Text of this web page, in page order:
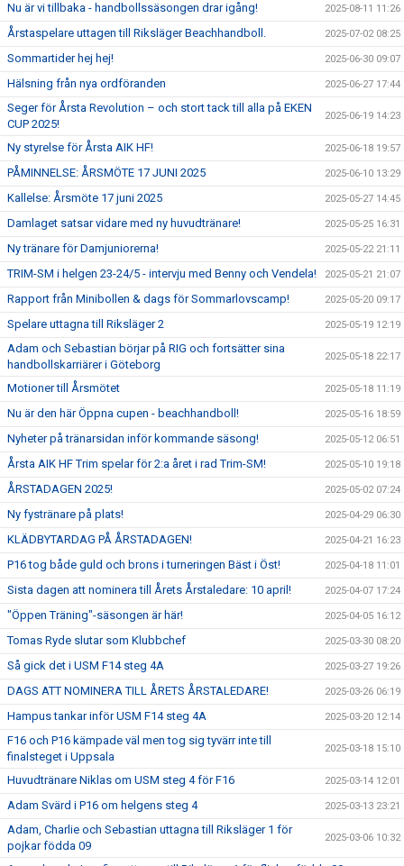
Nu är vi tillbaka - handbollssäsongen drar igång! 2025-08-11 11:26
Årstaspelare uttagen till Riksläger Beachhandboll. 2025-07-02 08:25
Sommartider hej hej! 2025-06-30 09:07
Hälsning från nya ordföranden 2025-06-27 17:44
Seger för Årsta Revolution – och stort tack till alla på EKEN
CUP 2025!
2025-06-19 14:23
Ny styrelse för Årsta AIK HF! 2025-06-18 19:57
PÅMINNELSE: ÅRSMÖTE 17 JUNI 2025 2025-06-10 13:29
Kallelse: Årsmöte 17 juni 2025 2025-05-27 14:45
Damlaget satsar vidare med ny huvudtränare! 2025-05-25 16:31
Ny tränare för Damjuniorerna! 2025-05-22 21:11
TRIM-SM i helgen 23-24/5 - intervju med Benny och Vendela! 2025-05-21 21:07
Rapport från Minibollen & dags för Sommarlovscamp! 2025-05-20 09:17
Spelare uttagna till Riksläger 2 2025-05-19 12:19
Adam och Sebastian börjar på RIG och fortsätter sina
handbollskarriärer i Göteborg
2025-05-18 22:17
Motioner till Årsmötet 2025-05-18 11:19
Nu är den här Öppna cupen - beachhandboll! 2025-05-16 18:59
Nyheter på tränarsidan inför kommande säsong! 2025-05-12 06:51
Årsta AIK HF Trim spelar för 2:a året i rad Trim-SM! 2025-05-10 19:18
ÅRSTADAGEN 2025! 2025-05-02 07:24
Ny fystränare på plats! 2025-04-29 06:30
KLÄDBYTARDAG PÅ ÅRSTADAGEN! 2025-04-21 16:23
P16 tog både guld och brons i turneringen Bäst i Öst! 2025-04-18 11:01
Sista dagen att nominera till Årets Årstaledare: 10 april! 2025-04-07 17:24
"Öppen Träning"-säsongen är här! 2025-04-05 16:12
Tomas Ryde slutar som Klubbchef 2025-03-30 08:20
Så gick det i USM F14 steg 4A 2025-03-27 19:26
DAGS ATT NOMINERA TILL ÅRETS ÅRSTALEDARE! 2025-03-26 06:19
Hampus tankar inför USM F14 steg 4A 2025-03-20 12:14
F16 och P16 kämpade väl men tog sig tyvärr inte till
finalsteget i Uppsala
2025-03-18 15:10
Huvudtränare Niklas om USM steg 4 för F16 2025-03-14 12:01
Adam Svärd i P16 om helgens steg 4 2025-03-13 23:21
Adam, Charlie och Sebastian uttagna till Riksläger 1 för
pojkar födda 09
2025-03-06 10:32